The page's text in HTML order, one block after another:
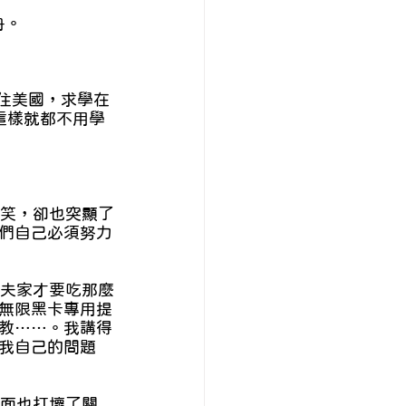
樣就都不用學
自己必須努力
限黑卡專用提
教……。我講得
自己的問題